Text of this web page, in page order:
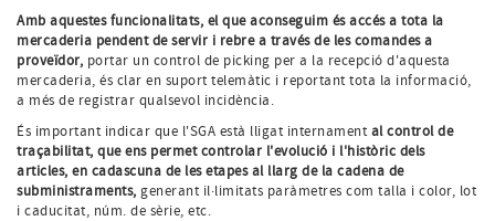
Amb aquestes funcionalitats, el que aconseguim és accés a tota la
mercaderia pendent de servir i rebre a través de les comandes a
proveïdor, portar un control de picking per a la recepció d'aquesta
mercaderia, és clar en suport telemàtic i reportant tota la informació,
a més de registrar qualsevol incidència.
És important indicar que l'SGA està lligat internamental control de
traçabilitat, que ens permet controlar l'evolució i l'històric dels
articles, en cadascuna de les etapes al llarg de la cadena de
subministraments, generant il·limitats paràmetres com talla i color, lot
i caducitat, núm. de sèrie, etc.